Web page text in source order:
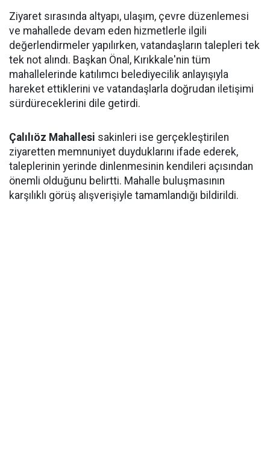
Ziyaret sırasında altyapı, ulaşım, çevre düzenlemesi
ve mahallede devam eden hizmetlerle ilgili
değerlendirmeler yapılırken, vatandaşların talepleri tek
tek not alındı. Başkan Önal, Kırıkkale'nin tüm
mahallelerinde katılımcı belediyecilik anlayışıyla
hareket ettiklerini ve vatandaşlarla doğrudan iletişimi
sürdüreceklerini dile getirdi.
Çalılıöz Mahallesi sakinleri ise gerçekleştirilen
ziyaretten memnuniyet duyduklarını ifade ederek,
taleplerinin yerinde dinlenmesinin kendileri açısından
önemli olduğunu belirtti. Mahalle buluşmasının
karşılıklı görüş alışverişiyle tamamlandığı bildirildi.